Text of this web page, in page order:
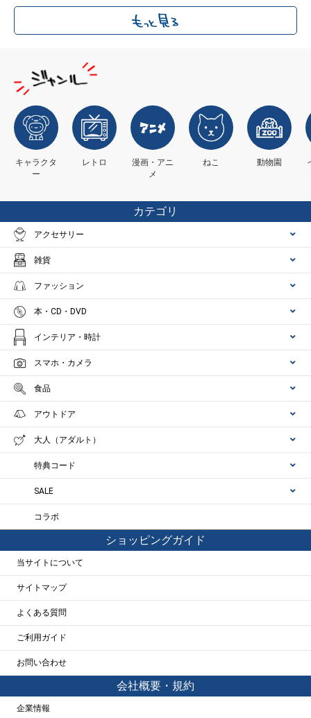
キャラクタ
ー
レトロ
漫画・アニ
メ
ねこ 動物園
カテゴリ
アクセサリー
雑貨
ファッション
本・CD・DVD
インテリア・時計
スマホ・カメラ
食品
アウトドア
大人（アダルト）
特典コード
SALE
コラボ
ショッピングガイド
当サイトについて
サイトマップ
よくある質問
ご利用ガイド
お問い合わせ
会社概要・規約
企業情報